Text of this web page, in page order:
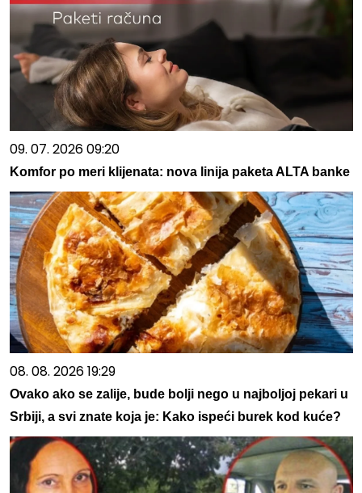
09. 07. 2026 09:20
Komfor po meri klijenata: nova linija paketa ALTA banke
08. 08. 2026 19:29
Ovako ako se zalije, bude bolji nego u najboljoj pekari u
Srbiji, a svi znate koja je: Kako ispeći burek kod kuće?